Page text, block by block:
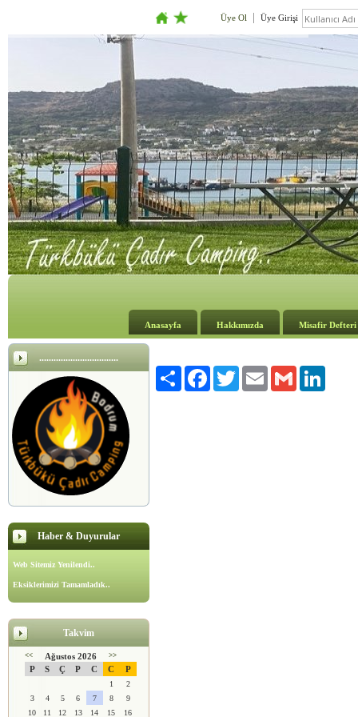
Üye Ol Üye Girişi
Anasayfa Hakkımızda Misafir Defteri
.................................
Haber & Duyurular
Web Sitemiz Yenilendi..
Eksiklerimizi Tamamladık..
Takvim
<< Ağustos 2026 >>
P S Ç P C C P
1
2
3
4 5 6 7 8
9
10
11 12 13 14 15
16
Paylaş FacebookTwitter Email Gmail